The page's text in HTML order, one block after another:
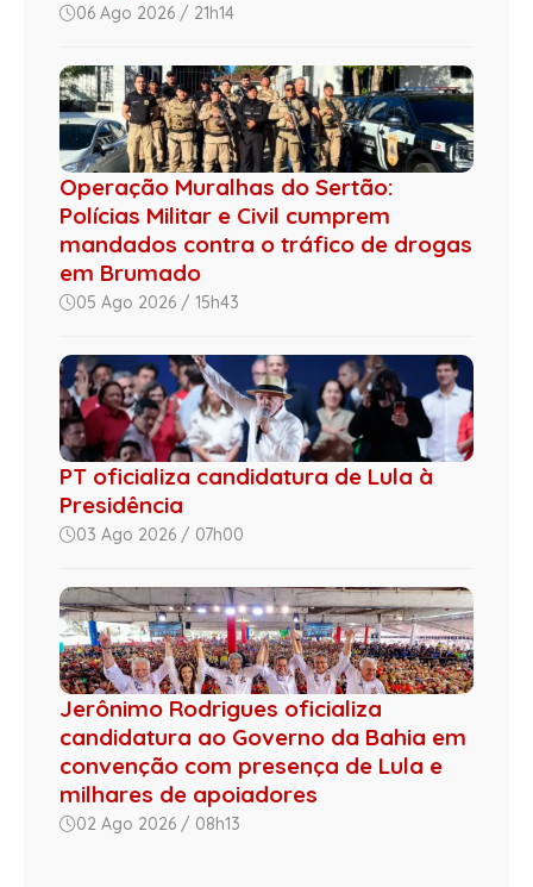
06 Ago 2026 / 21h14
Operação Muralhas do Sertão:
Polícias Militar e Civil cumprem
mandados contra o tráfico de drogas
em Brumado
05 Ago 2026 / 15h43
PT oficializa candidatura de Lula à
Presidência
03 Ago 2026 / 07h00
Jerônimo Rodrigues oficializa
candidatura ao Governo da Bahia em
convenção com presença de Lula e
milhares de apoiadores
02 Ago 2026 / 08h13